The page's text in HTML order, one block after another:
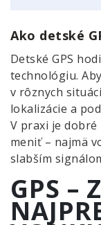
Ako detské
Detské GPS
technológiu.
v rôznych
lokalizácie a
V praxi je
meniť – najmä
slabším
GPS –